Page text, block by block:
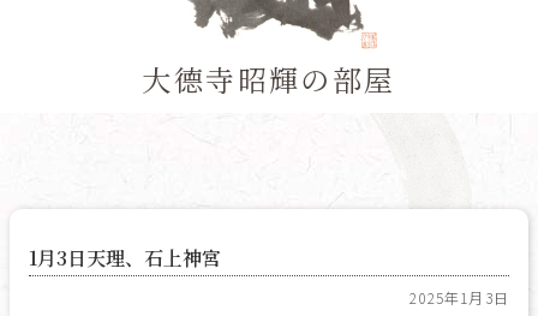
大德寺昭輝の部屋
1月3日天理、石上神宮
2025年1月3日